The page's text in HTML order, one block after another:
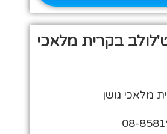
בקרית מלאכי
מלאכי גושן